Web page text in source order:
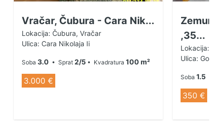
Vračar, Čubura - Cara Nik...
Lokacija: Čubura, Vračar
Ulica: Cara Nikolaja Ii
Soba 3.0 • Sprat 2/5 • Kvadratura 100 m²
3.000 €
Zemun
,35...
Lokacija:
Ulica:
Soba 1.5
350 €